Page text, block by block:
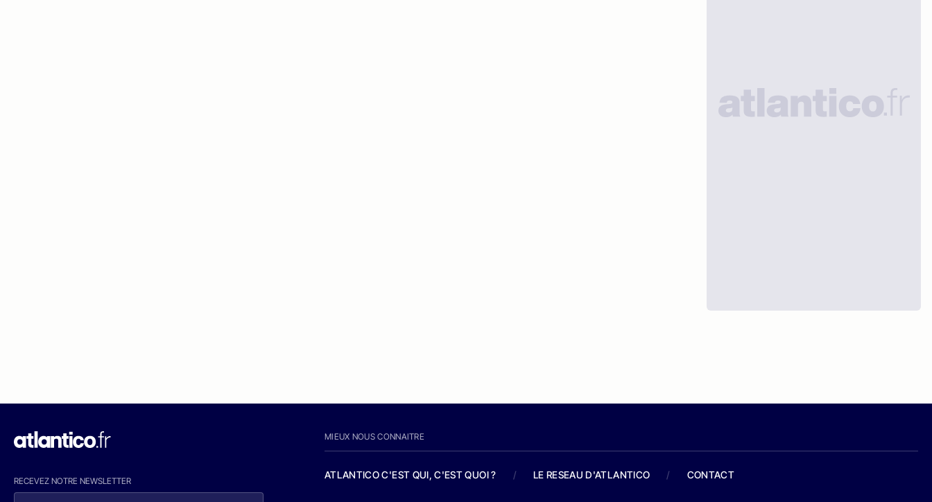
RECEVEZ NOTRE NEWSLETTER
MIEUX NOUS CONNAITRE
ATLANTICO C'EST QUI, C'EST QUOI ? / LE RESEAU D'ATLANTICO / CONTACT